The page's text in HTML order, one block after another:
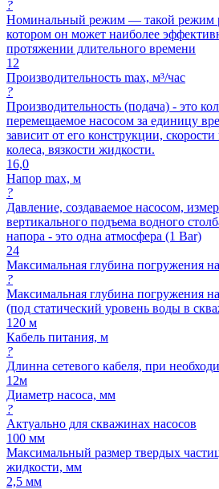
?
Номинальный режим — такой режим
котором он может наиболее
протяжении длительного времени
12
Производительность max, м³/час
?
Производительность (подача) - это
перемещаемое насосом за единицу
зависит от его конструкции,
колеса, вязкости жидкости.
16,0
Напор max, м
?
Давление, создаваемое насосом,
вертикального подъема водного
напора - это одна атмосфера (1 Bar)
24
Максимальная глубина погружения
?
Максимальная глубина погружения
(под статический уровень воды в
120 м
Кабель питания, м
?
Длинна сетевого кабеля, при
12м
Диаметр насоса, мм
?
Актуально для скважинах насосов
100 мм
Максимальный размер твердых
жидкости, мм
2,5 мм